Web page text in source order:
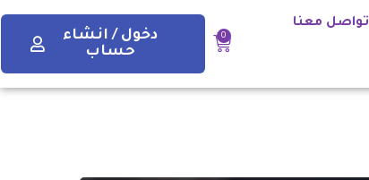
تواصل معنا
0
دخول / انشاء
حساب